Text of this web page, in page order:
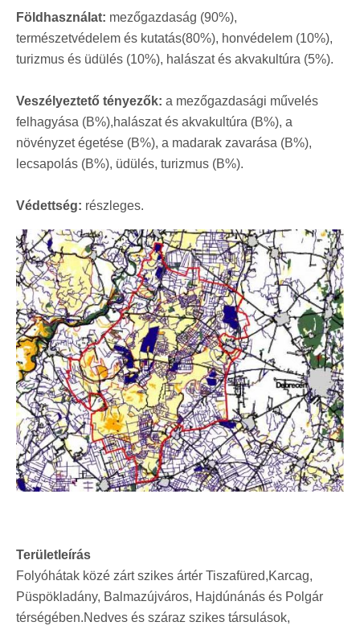
Földhasználat: mezőgazdaság (90%),
természetvédelem és kutatás(80%), honvédelem (10%),
turizmus és üdülés (10%), halászat és akvakultúra (5%).
Veszélyeztető tényezők: a mezőgazdasági művelés
felhagyása (B%),halászat és akvakultúra (B%), a
növényzet égetése (B%), a madarak zavarása (B%),
lecsapolás (B%), üdülés, turizmus (B%).
Védettség: részleges.
Területleírás
Folyóhátak közé zárt szikes ártér Tiszafüred,Karcag,
Püspökladány, Balmazújváros, Hajdúnánás és Polgár
térségében.Nedves és száraz szikes társulások,